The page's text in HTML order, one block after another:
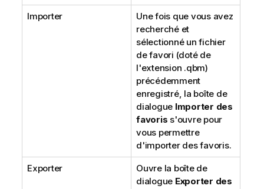
Importer
Une fois que vous avez
recherché et
sélectionné un fichier
de favori (doté de
l'extension .qbm)
précédemment
enregistré, la boîte de
dialogue Importer des
favoris s'ouvre pour
vous permettre
d'importer des favoris.
Exporter
Ouvre la boîte de
dialogue Exporter des